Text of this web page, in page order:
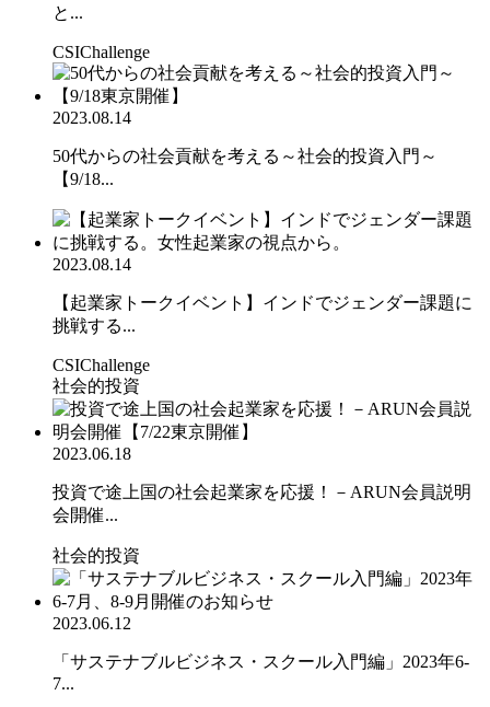
と...
CSIChallenge
2023.08.14
50代からの社会貢献を考える～社会的投資入門～
【9/18...
2023.08.14
【起業家トークイベント】インドでジェンダー課題に
挑戦する...
CSIChallenge
社会的投資
2023.06.18
投資で途上国の社会起業家を応援！－ARUN会員説明
会開催...
社会的投資
2023.06.12
「サステナブルビジネス・スクール入門編」2023年6-
7...